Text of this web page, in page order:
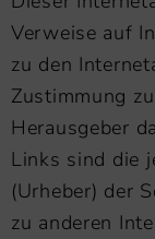
Verweise auf
zu den
Zustimmung
Herausgeber
Links sind die
(Urheber) der
zu anderen